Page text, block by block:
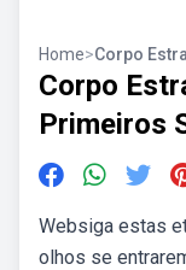
Home>Corpo
Corpo
Primeiros
Websiga estas
olhos se